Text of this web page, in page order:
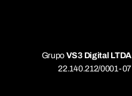
Grupo VS3 Digital LTDA
22.140.212/0001-07